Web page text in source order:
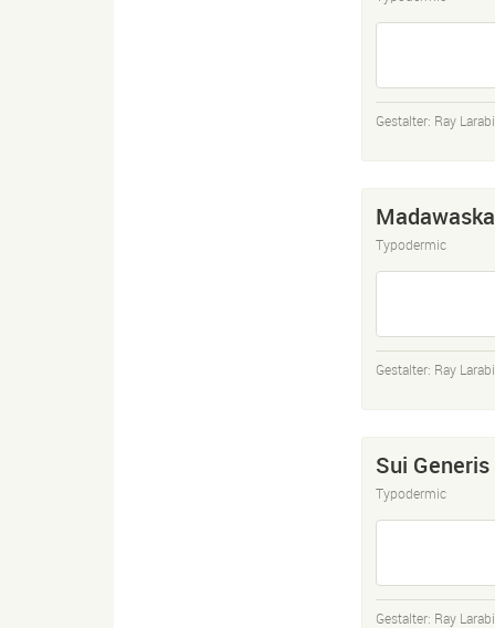
Gestalter: Ray
Madawaska
Typodermic
Gestalter: Ray
Sui Generis
Typodermic
Gestalter: Ray